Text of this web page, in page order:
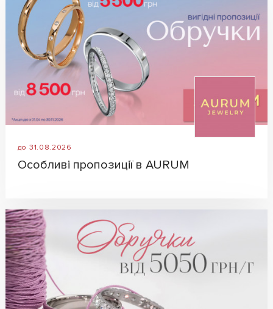
до 31.08.2026
Особливі пропозиції в AURUM